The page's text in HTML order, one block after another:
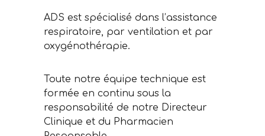
ADS est spécialisé dans l’assistance
respiratoire, par ventilation et par
oxygénothérapie.
Toute notre équipe technique est
formée en continu sous la
responsabilité de notre Directeur
Clinique et du Pharmacien